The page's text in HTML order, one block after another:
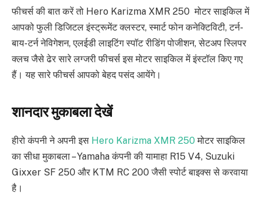
फीचर्स की बात करें तो Hero Karizma XMR 250 मोटर साइकिल में
आपको फुली डिजिटल इंस्ट्रूमेंट क्लस्टर, स्मार्ट फोन कनेक्टिविटी, टर्न-
बाय-टर्न नेविगेशन, एलईडी लाइटिंग स्पॉट रीडिंग पोजीशन, सेटअप स्लिपर
क्लच जैसे ढेर सारे लग्जरी फीचर्स इस मोटर साइकिल में इंस्टॉल किए गए
हैं। यह सारे फीचर्स आपको बेहद पसंद आयेंगे।
शानदार मुकाबला देखें
हीरो कंपनी ने अपनी इस Hero Karizma XMR 250 मोटर साइकिल
का सीधा मुकाबला – Yamaha कंपनी की यामाहा R15 V4, Suzuki
Gixxer SF 250 और KTM RC 200 जैसी स्पोर्ट बाइक्स से करवाया
है।